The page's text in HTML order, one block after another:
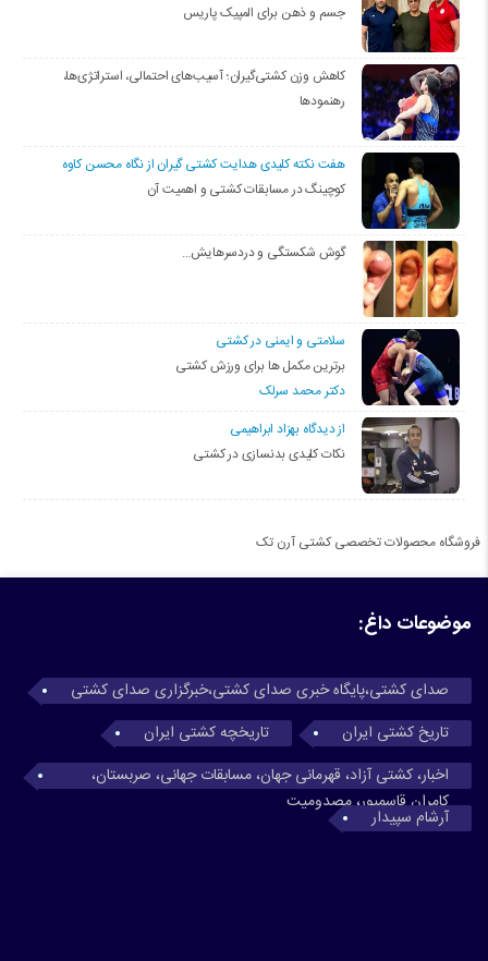
جسم و ذهن برای المپیک پاریس
کاهش وزن کشتی‌گیران؛ آسیب‌های احتمالی، استراتژی‌ها،
رهنمودها
هفت نکته کلیدی هدایت کشتی گیران از نگاه محسن کاوه
کوچینگ در مسابقات کشتی و اهمیت آن
گوش شکستگی و دردسرهایش…
سلامتی و ایمنی در کشتی
برترین مکمل ها برای ورزش کشتی
دکتر محمد سرلک
از دیدگاه بهزاد ابراهیمی
نکات کلیدی بدنسازی در کشتی
فروشگاه محصولات تخصصی کشتی آرن تک
موضوعات داغ:
صدای کشتی،پایگاه خبری صدای کشتی،خبرگزاری صدای کشتی
تاریخ کشتی ایران
تاریخچه کشتی ایران
اخبار، کشتی آزاد، قهرمانی جهان، مسابقات جهانی، صربستان،
کامران قاسمپور، مصدومیت
آرشام سپیدار